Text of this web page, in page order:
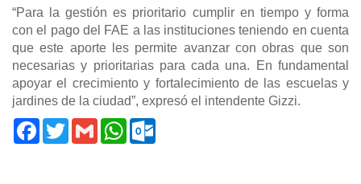
“Para la gestión es prioritario cumplir en tiempo y forma
con el pago del FAE a las instituciones teniendo en cuenta
que este aporte les permite avanzar con obras que son
necesarias y prioritarias para cada una.
En fundamental
apoyar el crecimiento y fortalecimiento de las escuelas y
jardines de la ciudad”, expresó el intendente Gizzi.
Facebook
TwitterGmail WhatsApp